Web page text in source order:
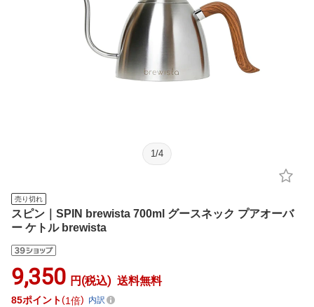
1 /4
売り切れ
スピン｜SPIN brewista 700ml グースネック プアオーバ
ー ケトル brewista
9,350 円(税込) 送料無料
85ポイント 1倍 内訳